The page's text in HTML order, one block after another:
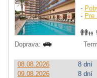
-
- Pre
Doprava:
08.08.2026
8 dní
09.08.2026
8 dní